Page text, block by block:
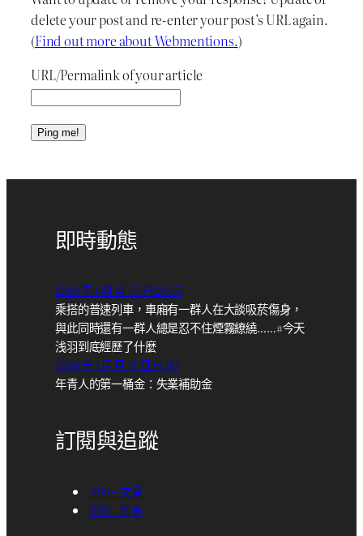
delete your post and re-enter your post’s URL again.
(Find out more about Webmentions.)
URL/Permalink of your article
即時動態
2026 年 6月 月 09 日 23:45
乘搭的普速列車，車廂有一群人在大談吸菸傷身，
與此同時還有一群人總是忍不住煙霧繚繞……#今天
浅羽到底經歷了什麼
2026 年 5月 月 14 日 18:30
年青人的第一桶金：失業補助金
訂閱與追蹤
RSS – 文章
RSS – 留言